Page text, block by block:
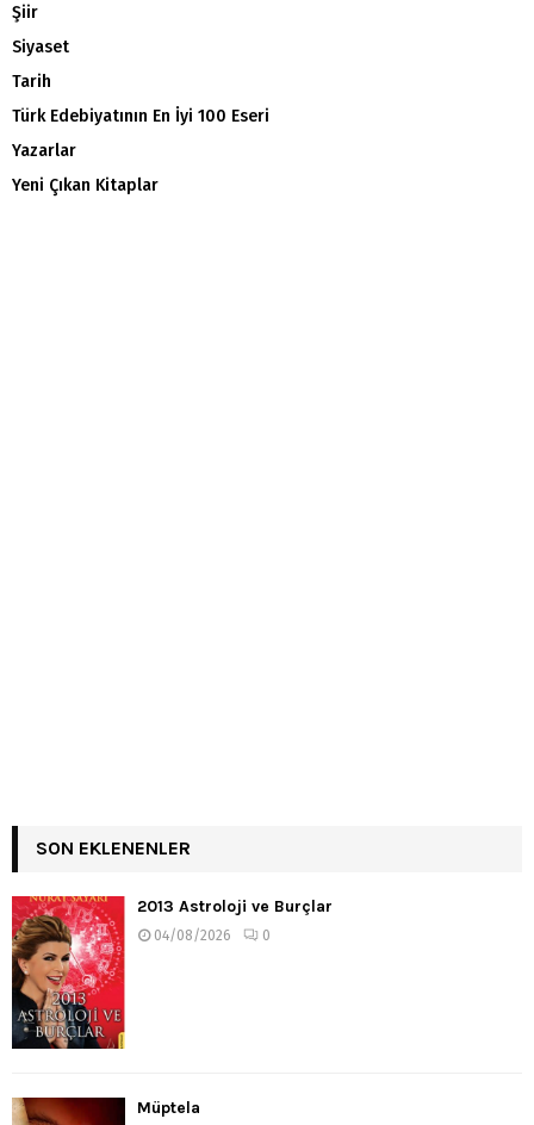
Şiir
Siyaset
Tarih
Türk Edebiyatının En İyi 100 Eseri
Yazarlar
Yeni Çıkan Kitaplar
SON EKLENENLER
2013 Astroloji ve Burçlar
04/08/2026 0
Müptela